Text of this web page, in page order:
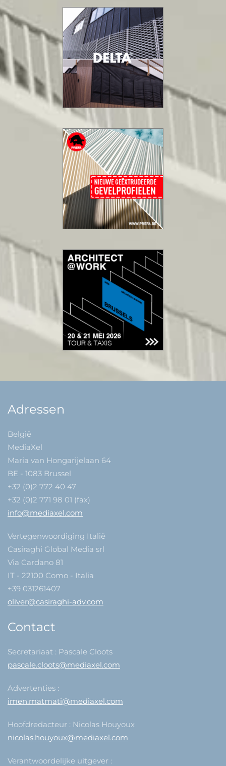
Adressen
België
MediaXel
Maria van Hongarijelaan 64
BE - 1083 Brussel
+32 (0)2 772 40 47
+32 (0)2 771 98 01 (fax)
info@mediaxel.com
Vertegenwoordiging Italië
Casiraghi Global Media srl
Via Cardano 81
IT - 22100 Como - Italia
+39 031261407
oliver@casiraghi-adv.com
Contact
Secretariaat : Pascale Cloots
pascale.cloots@mediaxel.com
Advertenties :
imen.matmati@mediaxel.com
Hoofdredacteur : Nicolas Houyoux
nicolas.houyoux@mediaxel.com
Verantwoordelijke uitgever :